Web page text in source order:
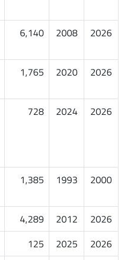
6,140 2008 2026
1,765 2020 2026
728 2024 2026
1,385 1993 2000
4,289 2012
2026
125 2025
2026